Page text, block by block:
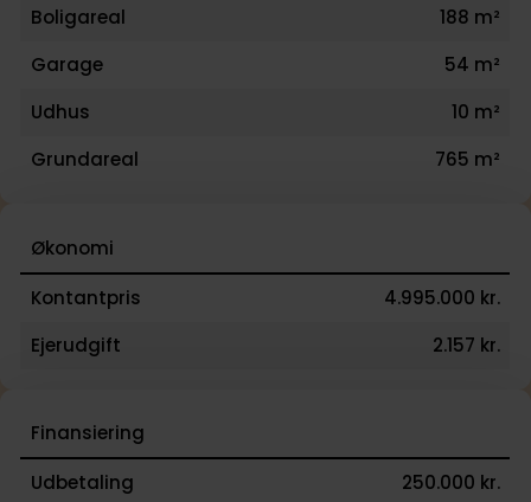
velfungerende hverdag med skønne
Her får du en villa, hvor arkitektur, indretning og
Boligareal
188 m²
Garage
54 m²
Udhus
10 m²
Grundareal
765 m²
Økonomi
Kontantpris
4.995.000 kr.
Ejerudgift
2.157 kr.
Finansiering
Udbetaling
250.000 kr.